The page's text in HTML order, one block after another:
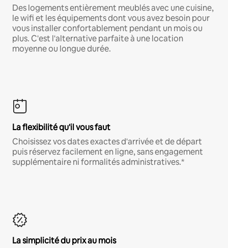
Des logements entièrement meublés avec une cuisine,
le wifi et les équipements dont vous avez besoin pour
vous installer confortablement pendant un mois ou
plus. C'est l'alternative parfaite à une location
moyenne ou longue durée.
La flexibilité qu'il vous faut
Choisissez vos dates exactes d'arrivée et de départ
puis réservez facilement en ligne, sans engagement
supplémentaire ni formalités administratives.*
La simplicité du prix au mois